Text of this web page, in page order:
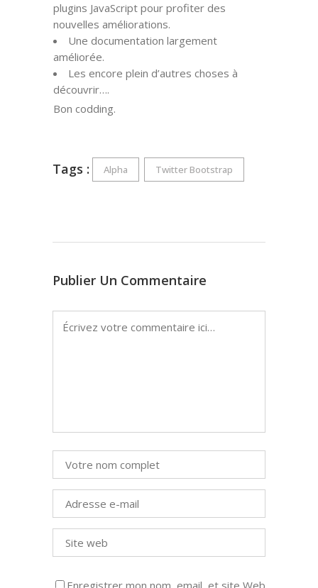
plugins JavaScript pour profiter des
nouvelles améliorations.
Une documentation largement
améliorée.
Les encore plein d’autres choses à
découvrir….
Bon codding.
Tags : Alpha Twitter Bootstrap
Publier Un Commentaire
Enregistrer mon nom, email, et site Web